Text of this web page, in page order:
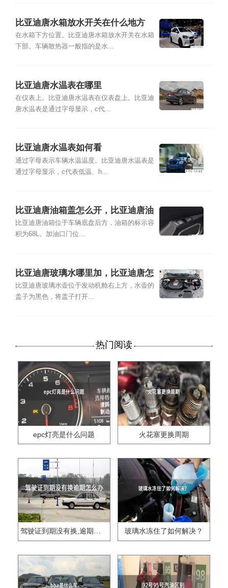
比亚迪唐水箱放水开关在什么地方
在水箱下方位置。比亚迪唐水箱放水开关在水箱
下部。车辆散热器一般指的是水...
比亚迪唐水温表在哪里
在仪表上。比亚迪唐水温表在仪表盘上。比亚迪
唐水温表是通过字母显示，c代...
比亚迪唐水温表如何看
通过字母表示车辆水温温度。比亚迪唐水温表是
通过字母显示，c代表低温、h...
比亚迪唐油箱盖怎么开，比亚迪唐油
箱容积
比亚迪唐油箱位于车辆底盘后方，油箱的标示容
积为68L。加油口门位...
比亚迪唐玻璃水哪里加，比亚迪唐怎
么加玻璃水
比亚迪唐玻璃水壶位于发动机舱右上方，水壶的
盖子为黑色，将盖子打开...
热门阅读
epc灯亮是什么问题 火花塞更换周期
驾驶证到期没有换,逾期怎么办?? 玻璃水冻住了如何解决？